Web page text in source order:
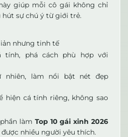
giúp mỗi cô gái không chỉ
sự chú ý từ giới trẻ.
nhưng tinh tế
tính, phá cách phù hợp với
nhiên, làm nổi bật nét đẹp
hiện cá tính riêng, không sao
làm Top 10 gái xinh 2026
nhiều người yêu thích.